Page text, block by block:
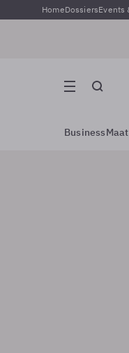
HomeDossiersEvents
Business